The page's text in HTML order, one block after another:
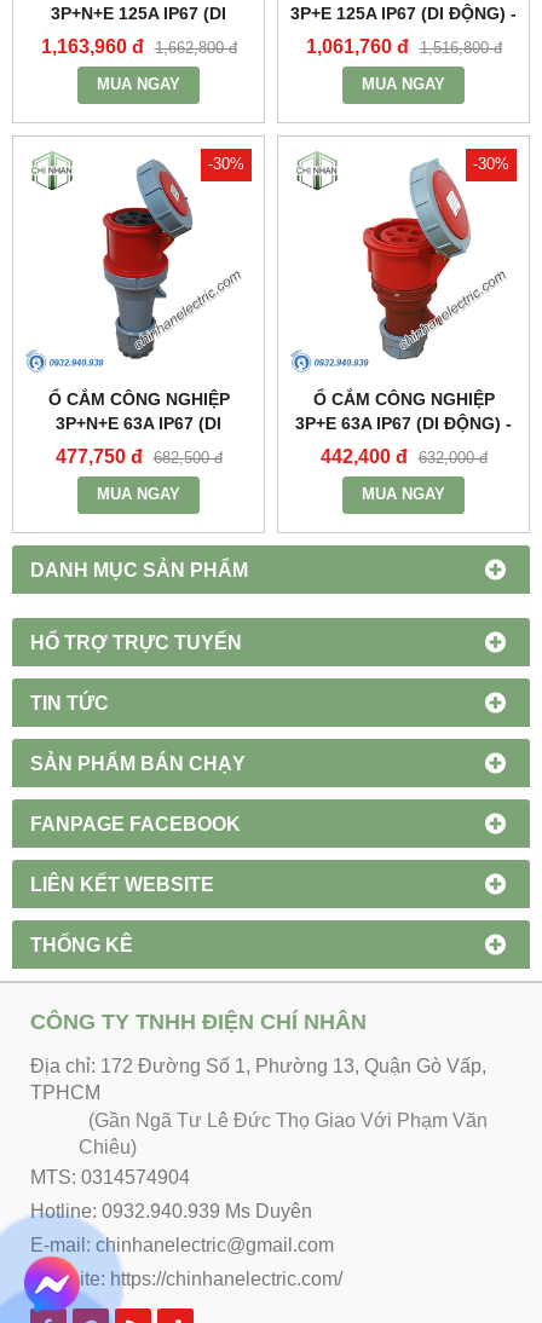
DANH MỤC SẢN PHẨM
HỔ TRỢ TRỰC TUYẾN
TIN TỨC
SẢN PHẨM BÁN CHẠY
FANPAGE FACEBOOK
LIÊN KẾT WEBSITE
THỐNG KÊ
3P+N+E 125A IP67 (DI
ĐỘNG) - MPN2452 - MPE
1,163,960 đ 1,662,800 đ
MUA NGAY
3P+E 125A IP67 (DI ĐỘNG) -
MPN2442 - MPE
1,061,760 đ 1,516,800 đ
MUA NGAY
-30%
Ổ CẮM CÔNG NGHIỆP
3P+N+E 63A IP67 (DI
ĐỘNG) - MPN2352 - MPE
477,750 đ 682,500 đ
MUA NGAY
-30%
Ổ CẮM CÔNG NGHIỆP
3P+E 63A IP67 (DI ĐỘNG) -
MPN2342 - MPE
442,400 đ 632,000 đ
MUA NGAY
CÔNG TY TNHH ĐIỆN CHÍ NHÂN
Địa chỉ: 172 Đường Số 1, Phường 13, Quận Gò Vấp,
TPHCM
(Gần Ngã Tư Lê Đức Thọ Giao Với Phạm Văn
Chiêu)
MTS: 0314574904
Hotline: 0932.940.939 Ms Duyên
E-mail: chinhanelectric@gmail.com
Website: https://chinhanelectric.com/